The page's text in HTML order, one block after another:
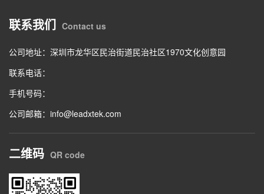
联系我们 Contact us
公司地址：深圳市龙华区民治街道民治社区1970文化创意园
联系电话：
手机号码：
公司邮箱：info@leadxtek.com
二维码 QR code